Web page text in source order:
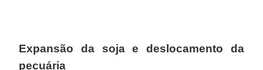
Expansão da soja e deslocamento da
pecuária